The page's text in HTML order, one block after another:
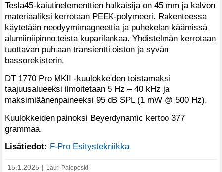
Tesla45-kaiutinelementtien halkaisija on 45 mm ja kalvon
materiaaliksi kerrotaan PEEK-polymeeri. Rakenteessa
käytetään neodyymimagneettia ja puhekelan käämissä
alumiiniipinnotteista kuparilankaa. Yhdistelmän kerrotaan
tuottavan puhtaan transienttitoiston ja syvän
bassorekisterin.
DT 1770 Pro MKII -kuulokkeiden toistamaksi
taajuusalueeksi ilmoitetaan 5 Hz – 40 kHz ja
maksimiäänenpaineeksi 95 dB SPL (1 mW @ 500 Hz).
Kuulokkeiden painoksi Beyerdynamic kertoo 377
grammaa.
Lisätiedot: F-Pro Esitystekniikka
15.1.2025 Lauri Paloposki